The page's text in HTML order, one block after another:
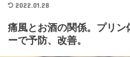
2022.01.28
痛風とお酒の関係。プリン
ーで予防、改善。